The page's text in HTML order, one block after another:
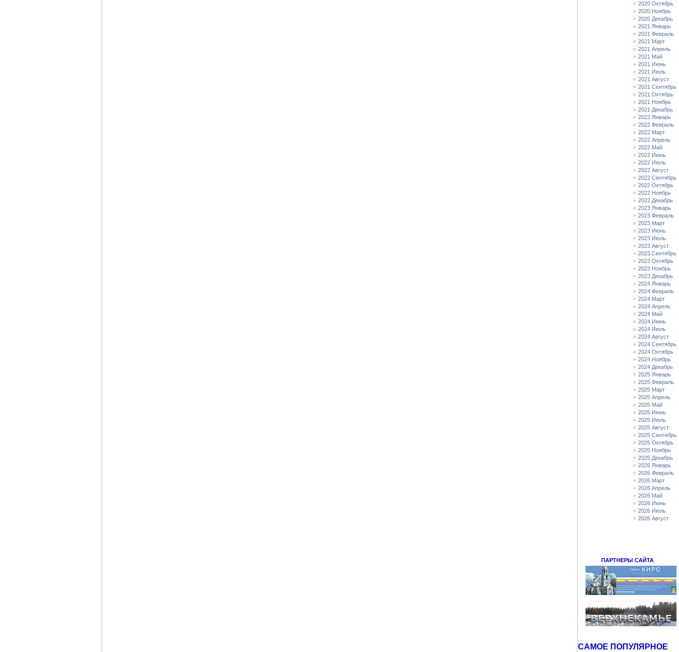
2020 Октябрь
2020 Ноябрь
2020 Декабрь
2021 Январь
2021 Февраль
2021 Март
2021 Апрель
2021 Май
2021 Июнь
2021 Июль
2021 Август
2021 Сентябрь
2021 Октябрь
2021 Ноябрь
2021 Декабрь
2022 Январь
2022 Февраль
2022 Март
2022 Апрель
2022 Май
2022 Июнь
2022 Июль
2022 Август
2022 Сентябрь
2022 Октябрь
2022 Ноябрь
2022 Декабрь
2023 Январь
2023 Февраль
2023 Март
2023 Июнь
2023 Июль
2023 Август
2023 Сентябрь
2023 Октябрь
2023 Ноябрь
2023 Декабрь
2024 Январь
2024 Февраль
2024 Март
2024 Апрель
2024 Май
2024 Июнь
2024 Июль
2024 Август
2024 Сентябрь
2024 Октябрь
2024 Ноябрь
2024 Декабрь
2025 Январь
2025 Февраль
2025 Март
2025 Апрель
2025 Май
2025 Июнь
2025 Июль
2025 Август
2025 Сентябрь
2025 Октябрь
2025 Ноябрь
2025 Декабрь
2026 Январь
2026 Февраль
2026 Март
2026 Апрель
2026 Май
2026 Июнь
2026 Июль
2026 Август
ПАРТНЕРЫ САЙТА
САМОЕ ПОПУЛЯРНОЕ